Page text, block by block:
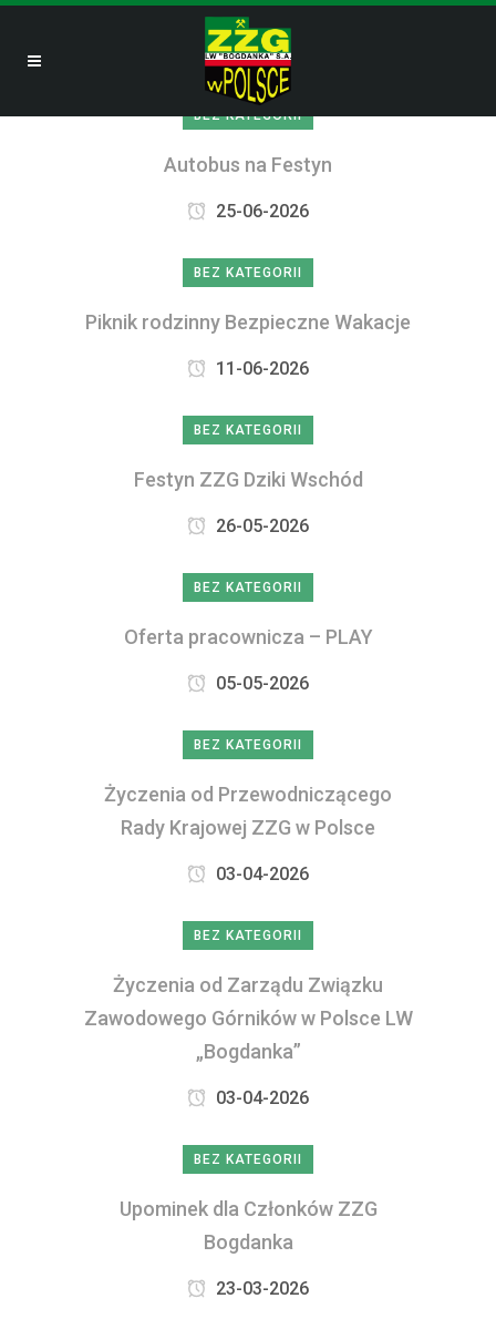
BEZ KATEGORII
Autobus na Festyn
25-06-2026
BEZ KATEGORII
Piknik rodzinny Bezpieczne Wakacje
11-06-2026
BEZ KATEGORII
Festyn ZZG Dziki Wschód
26-05-2026
BEZ KATEGORII
Oferta pracownicza – PLAY
05-05-2026
BEZ KATEGORII
Życzenia od Przewodniczącego
Rady Krajowej ZZG w Polsce
03-04-2026
BEZ KATEGORII
Życzenia od Zarządu Związku
Zawodowego Górników w Polsce LW
„Bogdanka”
03-04-2026
BEZ KATEGORII
Upominek dla Członków ZZG
Bogdanka
23-03-2026